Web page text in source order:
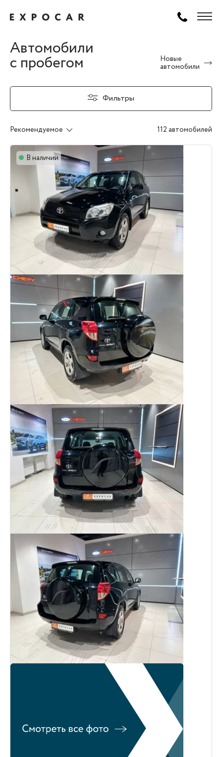
Автомобили
с пробегом
Новые
автомобили
Фильтры
Рекомендуемое 112 автомобилей
В наличии